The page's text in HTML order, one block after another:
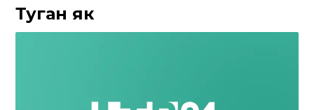
Туган як